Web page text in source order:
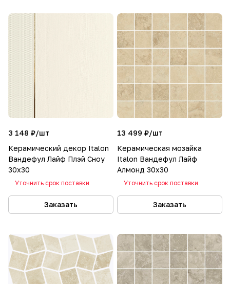
3 148 ₽/шт
Керамический декор Italon
Вандефул Лайф Плэй Сноу
30x30
Уточнить срок поставки
Заказать
13 499 ₽/шт
Керамическая мозайка
Italon Вандефул Лайф
Алмонд 30x30
Уточнить срок поставки
Заказать